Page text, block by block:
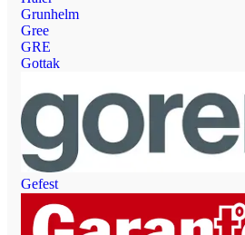
Grunhelm
Gree
GRE
Gottak
Gefest